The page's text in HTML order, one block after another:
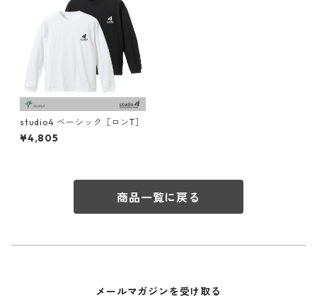
studio4 ベーシック［ロンT］
¥4,805
商品一覧に戻る
メールマガジンを受け取る